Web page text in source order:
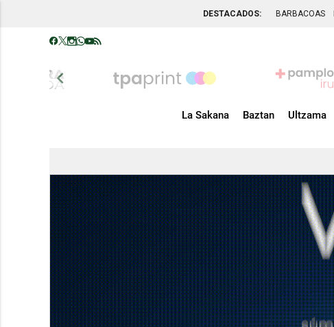
DESTACADOS: BARBACOAS
chevron_left
La Sakana Baztan Ultzama